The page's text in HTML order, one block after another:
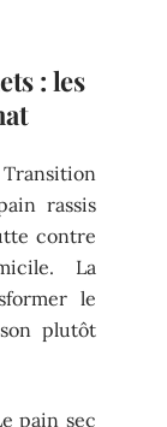
: les
rassis
contre
La
le
plutôt
pain sec